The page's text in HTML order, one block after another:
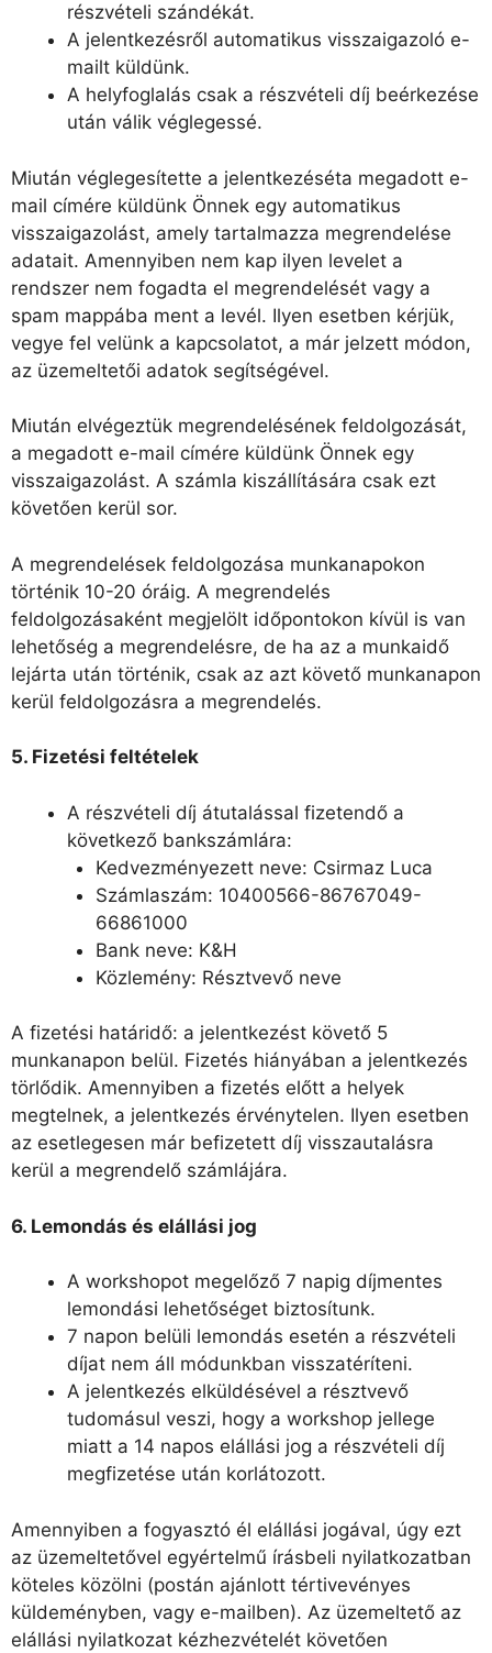
részvételi szándékát.
A jelentkezésről automatikus visszaigazoló e-
mailt küldünk.
A helyfoglalás csak a részvételi díj beérkezése
után válik véglegessé.
Miután véglegesítette a jelentkezéséta megadott e-
mail címére küldünk Önnek egy automatikus
visszaigazolást, amely tartalmazza megrendelése
adatait. Amennyiben nem kap ilyen levelet a
rendszer nem fogadta el megrendelését vagy a
spam mappába ment a levél. Ilyen esetben kérjük,
vegye fel velünk a kapcsolatot, a már jelzett módon,
az üzemeltetői adatok segítségével.
Miután elvégeztük megrendelésének feldolgozását,
a megadott e-mail címére küldünk Önnek egy
visszaigazolást. A számla kiszállítására csak ezt
követően kerül sor.
A megrendelések feldolgozása munkanapokon
történik 10-20 óráig. A megrendelés
feldolgozásaként megjelölt időpontokon kívül is van
lehetőség a megrendelésre, de ha az a munkaidő
lejárta után történik, csak az azt követő munkanapon
kerül feldolgozásra a megrendelés.
5. Fizetési feltételek
A részvételi díj átutalással fizetendő a
következő bankszámlára:
Kedvezményezett neve: Csirmaz Luca
Számlaszám: 10400566-86767049-
66861000
Bank neve: K&H
Közlemény: Résztvevő neve
A fizetési határidő: a jelentkezést követő 5
munkanapon belül. Fizetés hiányában a jelentkezés
törlődik. Amennyiben a fizetés előtt a helyek
megtelnek, a jelentkezés érvénytelen. Ilyen esetben
az esetlegesen már befizetett díj visszautalásra
kerül a megrendelő számlájára.
6. Lemondás és elállási jog
A workshopot megelőző 7 napig díjmentes
lemondási lehetőséget biztosítunk.
7 napon belüli lemondás esetén a részvételi
díjat nem áll módunkban visszatéríteni.
A jelentkezés elküldésével a résztvevő
tudomásul veszi, hogy a workshop jellege
miatt a 14 napos elállási jog a részvételi díj
megfizetése után korlátozott.
Amennyiben a fogyasztó él elállási jogával, úgy ezt
az üzemeltetővel egyértelmű írásbeli nyilatkozatban
köteles közölni (postán ajánlott tértivevényes
küldeményben, vagy e-mailben). Az üzemeltető az
elállási nyilatkozat kézhezvételét követően